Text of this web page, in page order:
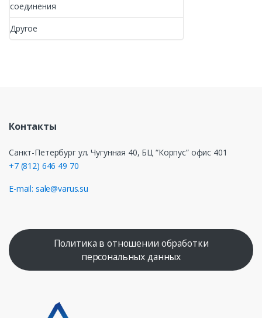
соединения
Другое
Контакты
Санкт-Петербург ул. Чугунная 40, БЦ “Корпус” офис 401
+7 (812) 646 49 70
E-mail: sale@varus.su
Политика в отношении обработки
персональных данных